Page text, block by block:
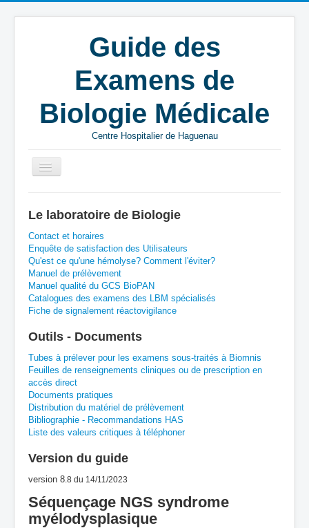
Guide des
Examens de
Biologie Médicale
Centre Hospitalier de Haguenau
Séquençage NGS syndrome myélodysplasique
H I J K L M N O P
Q R
Le laboratoire de Biologie
Contact et horaires
Enquête de satisfaction des Utilisateurs
Qu'est ce qu'une hémolyse? Comment l'éviter?
Manuel de prélèvement
Manuel qualité du GCS BioPAN
Catalogues des examens des LBM spécialisés
Fiche de signalement réactovigilance
Outils - Documents
Tubes à prélever pour les examens sous-traités à Biomnis
Feuilles de renseignements cliniques ou de prescription en
accès direct
Documents pratiques
Distribution du matériel de prélèvement
Bibliographie - Recommandations HAS
Liste des valeurs critiques à téléphoner
Version du guide
version 8.8 du 14/11/2023
Séquençage NGS syndrome
myélodysplasique